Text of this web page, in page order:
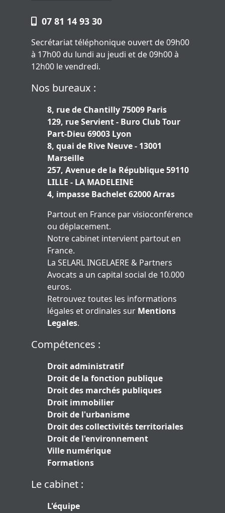
07 81 14 93 30
Secrétariat téléphonique ouvert de 09h00
à 17h00 du lundi au jeudi et de 09h00 à
12h00 le vendredi.
Nos bureaux :
8, rue de Chantilly 75009 Paris
129, rue Servient - Buro Club Tour
Part-Dieu 69003 Lyon
8, quai de Rive Neuve - 13001
Marseille
257, Avenue de la République 59110
LILLE - LA MADELEINE
4, impasse Bachelet 62000 Arras
Partout en France par visioconférence
ou déplacement.
Notre cabinet intervient partout en
France.
La SELARL INGELAERE & Partners
Avocats a un capital social de 10.000
euros.
Retrouvez toutes les informations
légales et ordinales sur Mentions
Legales.
Compétences :
Droit administratif
Droit de la fonction publique
Droit des marchés publiques
Droit immobilier
Droit de l'urbanisme
Droit des collectivités territoriales
Droit de l'environnement
Ville numérique
Formations
Le cabinet :
L'équipe